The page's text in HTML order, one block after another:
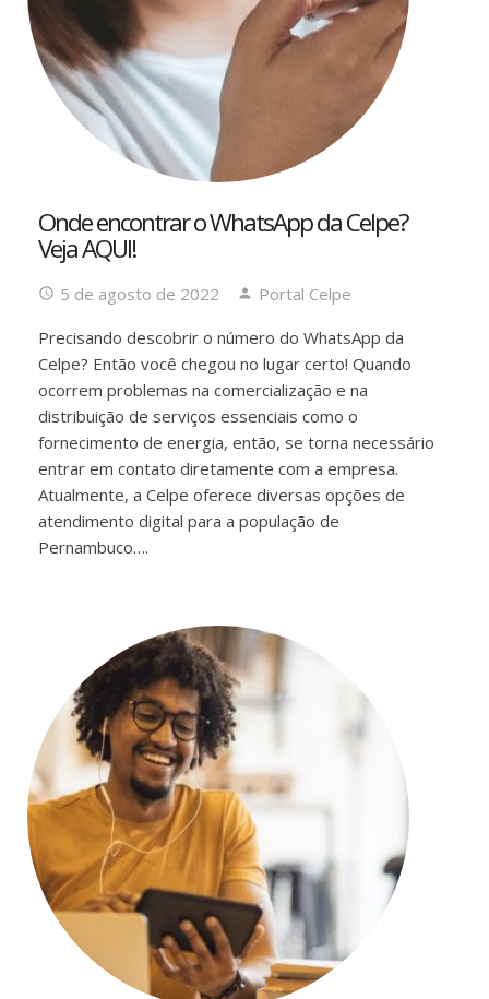
Onde encontrar o WhatsApp da Celpe?
Veja AQUI!
5 de agosto de 2022
Portal Celpe
Precisando descobrir o número do WhatsApp da
Celpe? Então você chegou no lugar certo! Quando
ocorrem problemas na comercialização e na
distribuição de serviços essenciais como o
fornecimento de energia, então, se torna necessário
entrar em contato diretamente com a empresa.
Atualmente, a Celpe oferece diversas opções de
atendimento digital para a população de
Pernambuco….